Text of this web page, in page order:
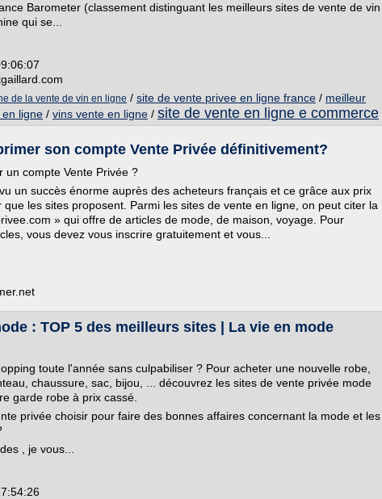
Barometer (classement distinguant les meilleurs sites de vente de vin
qui se...
de la vente de vin en ligne / site de vente privee en ligne france / meilleur
ligne / vins vente en ligne / site de vente en ligne e commerce
son compte Vente Privée définitivement?
un compte Vente Privée ?
un succès énorme auprès des acheteurs français et ce grâce aux prix
que les sites proposent. Parmi les sites de vente en ligne, on peut citer la
» qui offre de articles de mode, de maison, voyage. Pour
vous devez vous inscrire gratuitement et vous...
: TOP 5 des meilleurs sites | La vie en mode
toute l'année sans culpabiliser ? Pour acheter une nouvelle robe,
chaussure, sac, bijou, ... découvrez les sites de vente privée mode
garde robe à prix cassé.
privée choisir pour faire des bonnes affaires concernant la mode et les
, je vous...